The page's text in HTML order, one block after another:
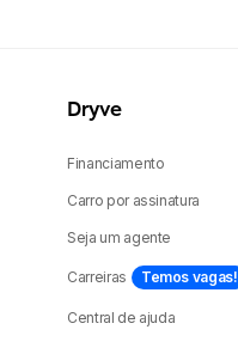
Dryve
Financiamento
Carro por assinatura
Seja um agente
Carreiras Temos vagas!
Central de ajuda